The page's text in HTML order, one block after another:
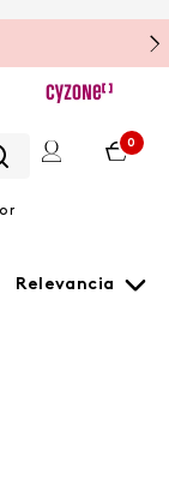
0
Relevancia